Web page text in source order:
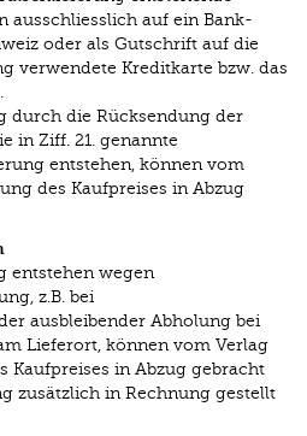
ausschliesslich auf ein Bank-
oder als Gutschrift auf die
verwendete Kreditkarte bzw. das
durch die Rücksendung der
in Ziff. 21. genannte
entstehen, können vom
des Kaufpreises in Abzug
entstehen wegen
z.B. bei
ausbleibender Abholung bei
Lieferort, können vom Verlag
Kaufpreises in Abzug gebracht
zusätzlich in Rechnung gestellt